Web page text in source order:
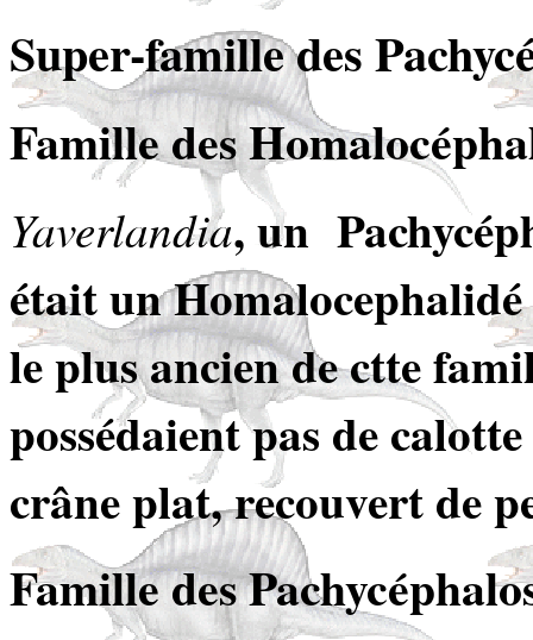
Super-famille des
Famille des
Yaverlandia, un
était un
le plus ancien de ctte
possédaient pas de
crâne plat, recouvert de
Famille des